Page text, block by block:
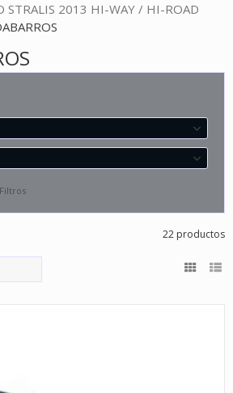
STRALIS 2013 HI-WAY / HI-ROAD
22 productos